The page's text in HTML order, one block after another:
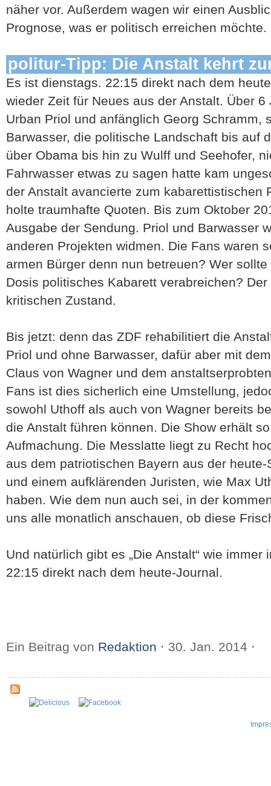
näher vor. Außerdem wagen wir einen
Prognose, was er politisch erreichen möchte.
politur-Tipp: Die Anstalt kehrt
Es ist dienstags. 22:15 direkt nach dem
wieder Zeit für Neues aus der Anstalt. Über
Urban Priol und anfänglich Georg Schramm,
Barwasser, die politische Landschaft bis auf
über Obama bis hin zu Wulff und Seehofer,
Fahrwasser etwas zu sagen hatte kam
der Anstalt avancierte zum kabarettistischen
holte traumhafte Quoten. Bis zum Oktober
Ausgabe der Sendung. Priol und Barwasser
anderen Projekten widmen. Die Fans waren
armen Bürger denn nun betreuen? Wer
Dosis politisches Kabarett verabreichen?
kritischen Zustand.
Bis jetzt: denn das ZDF rehabilitiert die
Priol und ohne Barwasser, dafür aber mit
Claus von Wagner und dem
Fans ist dies sicherlich eine Umstellung,
sowohl Uthoff als auch von Wagner bereits
die Anstalt führen können. Die Show erhält
Aufmachung. Die Messlatte liegt zu Recht
aus dem patriotischen Bayern aus der
und einem aufklärenden Juristen, wie Max
haben. Wie dem nun auch sei, in der
uns alle monatlich anschauen, ob diese
Und natürlich gibt es „Die Anstalt“ wie immer
22:15 direkt nach dem heute-Journal.
Ein Beitrag von Redaktion ⋅ 30. Jan. 2014 ⋅